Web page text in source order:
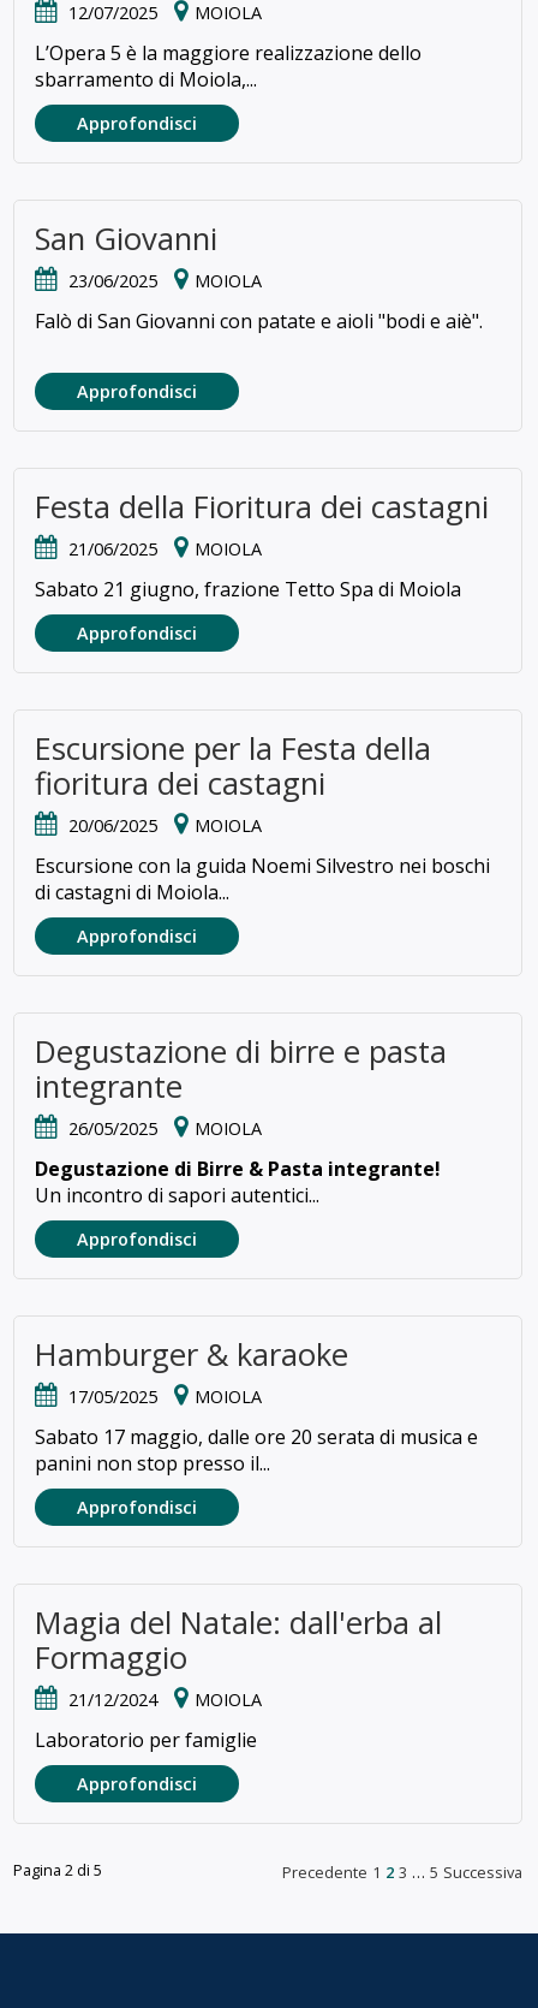
12/07/2025 MOIOLA
L’Opera 5 è la maggiore realizzazione dello
sbarramento di Moiola,...
Approfondisci
San Giovanni
23/06/2025 MOIOLA
Falò di San Giovanni con patate e aioli "bodi e aiè".
Approfondisci
Festa della Fioritura dei castagni
21/06/2025 MOIOLA
Sabato 21 giugno, frazione Tetto Spa di Moiola
Approfondisci
Escursione per la Festa della
fioritura dei castagni
20/06/2025 MOIOLA
Escursione con la guida Noemi Silvestro nei boschi
di castagni di Moiola...
Approfondisci
Degustazione di birre e pasta
integrante
26/05/2025 MOIOLA
Degustazione di Birre & Pasta integrante!
Un incontro di sapori autentici...
Approfondisci
Hamburger & karaoke
17/05/2025 MOIOLA
Sabato 17 maggio, dalle ore 20 serata di musica e
panini non stop presso il...
Approfondisci
Magia del Natale: dall'erba al
Formaggio
21/12/2024 MOIOLA
Laboratorio per famiglie
Approfondisci
Pagina 2 di 5 Precedente 1 2 3 … 5 Successiva